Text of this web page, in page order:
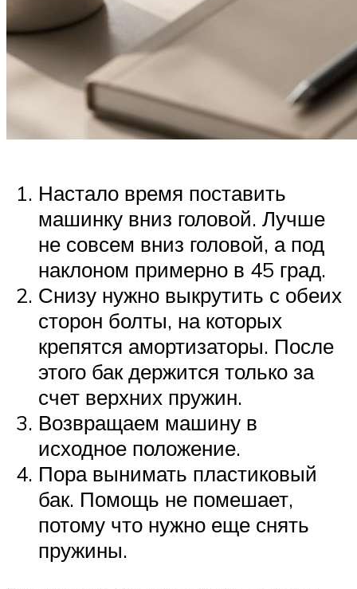
Настало время поставить
машинку вниз головой. Лучше
не совсем вниз головой, а под
наклоном примерно в 45 град.
Снизу нужно выкрутить с обеих
сторон болты, на которых
крепятся амортизаторы. После
этого бак держится только за
счет верхних пружин.
Возвращаем машину в
исходное положение.
Пора вынимать пластиковый
бак. Помощь не помешает,
потому что нужно еще снять
пружины.